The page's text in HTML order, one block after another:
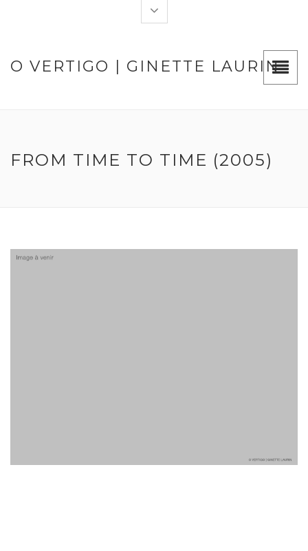
O VERTIGO | GINETTE LAURIN
FROM TIME TO TIME (2005)